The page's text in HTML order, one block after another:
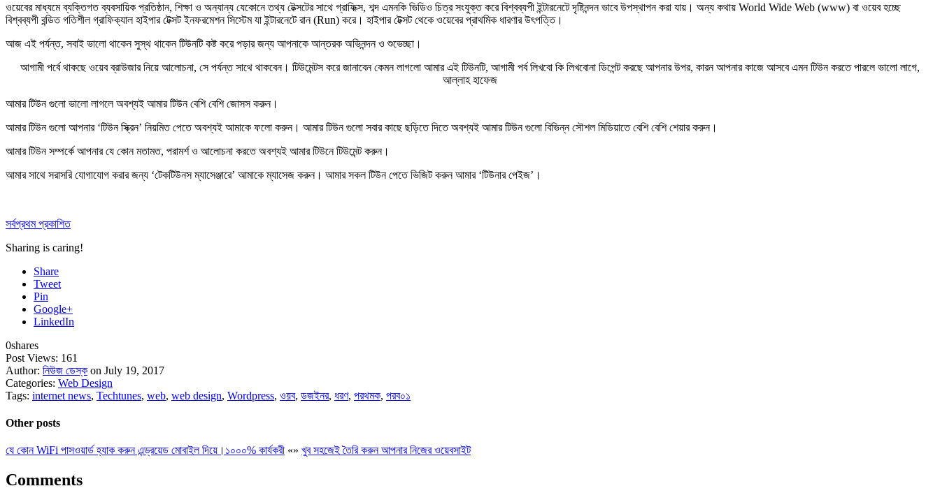
ওয়েবের মাধ্যমে ব্যক্তিগত ব্যবসায়িক প্রতিষ্ঠান, শিক্ষা ও অন্যান্য যেকোনে তথ্য টেক্সটের সাথে গ্রাফিক্স, শব্দ এমনকি ভিডিও চিত্র সংযুক্ত করে বিশ্বব্যপী ইন্টারনেটে দৃষ্টিনন্দন ভাবে উপস্থাপন করা যায়। অন্য কথায় World Wide Web (www) বা ওয়েব হচ্ছে
বিশ্বব্যপী বন্ডিত গতিশীল গ্রাফিক্যাল হাইপার টেক্সট ইনফরমেশন সিস্টেম যা ইন্টারনেটে রান (Run) করে। হাইপার টেক্সট থেকে ওয়েবের প্রাথমিক ধারণার উৎপত্তি।
আজ এই পর্যন্ত, সবাই ভালো থাকেন সুস্থ থাকেন টিউনটি কষ্ট করে পড়ার জন্য আপনাকে আন্তরক অভিনন্দন ও শুভেচ্ছা।
আগামী পর্বে থাকছে ওয়েব ব্রাউজার নিয়ে আলোচনা, সে পর্যন্ত সাথে থাকবেন। টিউমেন্টস করে জানাবেন কেমন লাগলো আমার এই টিউনটি, আগামী পর্ব লিখবো কি লিখবোনা ডিপেন্ট করছে আপনার উপর, কারন আপনার কাজে আসবে এমন টিউন করতে পারলে ভালো লাগে,
আল্লাহ হাফেজ
আমার টিউন গুলো ভালো লাগলে অবশ্যই আমার টিউন বেশি বেশিজোসস করুন।
আমার টিউন গুলো আপনার ‘টিউন স্ক্রিন’ নিয়মিত পেতে অবশ্যই আমাকে ফলো করুন। আমার টিউন গুলো সবার কাছে ছড়িতে দিতে অবশ্যই আমার টিউন গুলো বিভিন্ন সৌশল মিডিয়াতে বেশি বেশিশেয়ার করুন।
আমার টিউন সম্পর্কে আপনার যে কোন মতামত, পরামর্শ ও আলোচনা করতে অবশ্যই আমার টিউনেটিউমেন্ট করুন।
আমার সাথে সরাসরি যোগাযোগ করার জন্য ‘টেকটিউনস ম্যাসেঞ্জারে’ আমাকেম্যাসেজ করুন। আমার সকল টিউন পেতে ভিজিট করুন আমার ‘টিউনার পেইজ’ ।
সর্বপ্রথম প্রকাশিত
Sharing is caring!
Share
Tweet
Pin
Google+
LinkedIn
0shares
Post Views: 161
Author: নিউজ ডেস্ক on July 19, 2017
Categories: Web Design
Tags: internet news, Techtunes, web, web design, Wordpress, ওয়ব, ডজইনর, ধরণ, পরথমক, পরব০১
Other posts
যে কোন WiFi পাসওয়ার্ড হ্যাক করুন এন্ড্রয়েড মোবাইল দিয়ে।১০০০% কার্যকরী «» খুব সহজেই তৈরি করুন আপনার নিজের ওয়েবসাইট
Comments